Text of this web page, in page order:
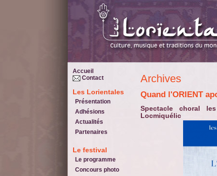
Accueil
Contact
Les Lorientales
Présentation
Adhésions
Actualités
Partenaires
Le festival
Le programme
Concours photo
Archives
Quand l'ORIENT
Spectacle choral les 30 septembre et 1er octobre 2023 à
Locmiquélic